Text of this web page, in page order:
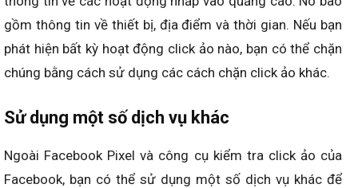
gồm thông tin về thiết bị, địa điểm và thời gian. Nếu bạn
phát hiện bất kỳ hoạt động click ảo nào, bạn có thể chặn
chúng bằng cách sử dụng các cách chặn click ảo khác.
Sử dụng một số dịch vụ khác
Ngoài Facebook Pixel và công cụ kiểm tra click ảo của
Facebook, bạn có thể sử dụng một số dịch vụ khác để